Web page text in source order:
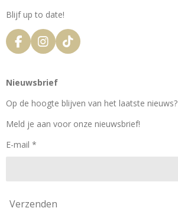
Blijf up to date!
F
a
e
o
k
I
n
t
g
a
T
i
k
Nieuwsbrief
Op de hoogte blijven van het laatste nieuws?
Meld je aan voor onze nieuwsbrief!
E-mail *
Verzenden